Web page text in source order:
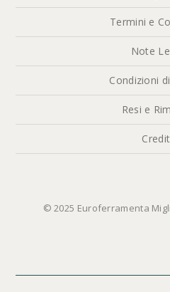
Termini e
Note
Condizioni
Resi e
© 2025 Euroferramenta